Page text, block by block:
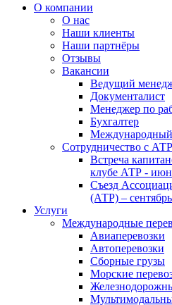
О компании
О нас
Наши клиенты
Наши партнёры
Отзывы
Вакансии
Ведущий
Документалист
Менеджер по
Бухгалтер
Международный
Сотрудничество с АТР
Встреча
клубе АТР -
Съезд
(АТР) –
Услуги
Международные
Авиаперевозки
Автоперевозки
Сборные грузы
Морские